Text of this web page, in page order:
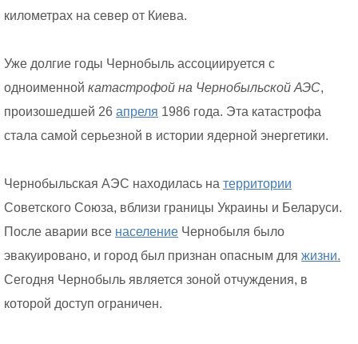
километрах на север от Киева.
Уже долгие годы Чернобыль ассоциируется с
одноименной катастрофой на Чернобыльской АЭС,
произошедшей 26 апреля 1986 года. Эта катастрофа
стала самой серьезной в истории ядерной энергетики.
Чернобыльская АЭС находилась на территории
Советского Союза, вблизи границы Украины и Беларуси.
После аварии все население Чернобыля было
эвакуировано, и город был признан опасным для жизни.
Сегодня Чернобыль является зоной отчуждения, в
которой доступ ограничен.